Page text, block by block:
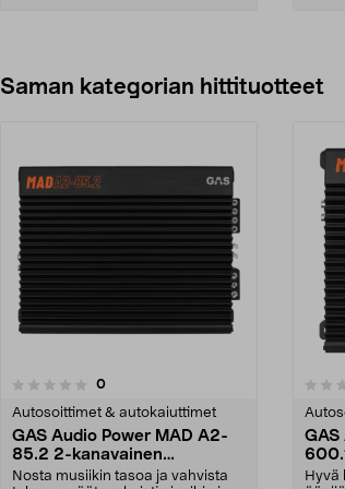
Saman kategorian hittituotteet
0arvostelut
Autosoittimet & autokaiuttimet
GAS Audio Power MAD A2-
85.2 2-kanavainen
päätevahvistin, 2 x 85 W
Nosta musiikin tasoa ja vahvista
0.0 viidestä
GAS
Hyvä